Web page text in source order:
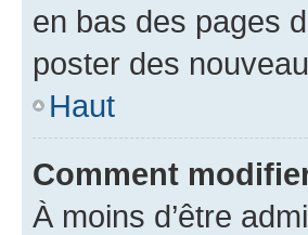
en bas des pages
poster des
Haut
Comment
À moins d’être